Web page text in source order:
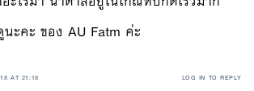
ะคะ ของ AU Fatm ค่ะ
AT 21:18 LOG IN TO REPLY